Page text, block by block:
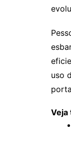
uso
Veja